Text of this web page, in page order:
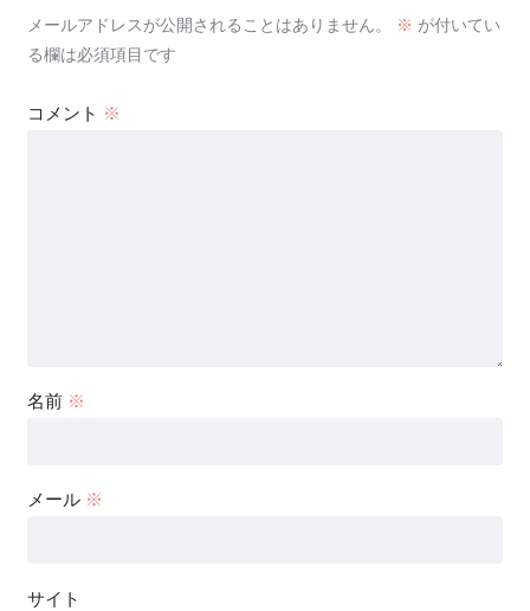
メールアドレスが公開されることはありません。 ※ が付いてい
る欄は必須項目です
コメント ※
名前 ※
メール ※
サイト